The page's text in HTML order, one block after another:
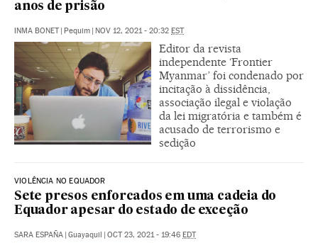
anos de prisão
INMA BONET Pequim NOV 12, 2021 - 20:32 EST
Editor da revista
independente ‘Frontier
Myanmar’ foi condenado por
incitação à dissidência,
associação ilegal e violação
da lei migratória e também é
acusado de terrorismo e
sedição
VIOLÊNCIA NO EQUADOR
Sete presos enforcados em uma cadeia do
Equador apesar do estado de exceção
SARA ESPAÑA Guayaquil OCT 23, 2021 - 19:46 EDT